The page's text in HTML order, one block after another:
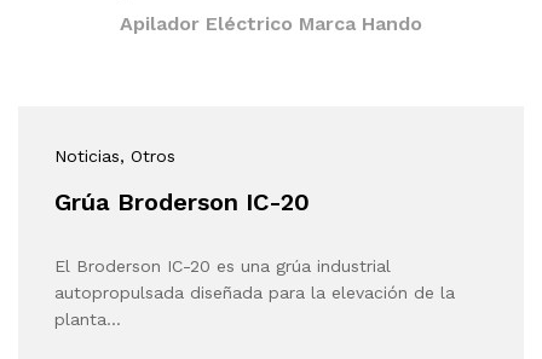
Apilador Eléctrico Marca Hando
Noticias, Otros
Grúa Broderson IC-20
El Broderson IC-20 es una grúa industrial
autopropulsada diseñada para la elevación de la
planta…